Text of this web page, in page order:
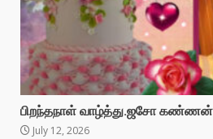
பிறந்தநாள் வாழ்த்து.ஜசோ கண்ணன்
July 12, 2026